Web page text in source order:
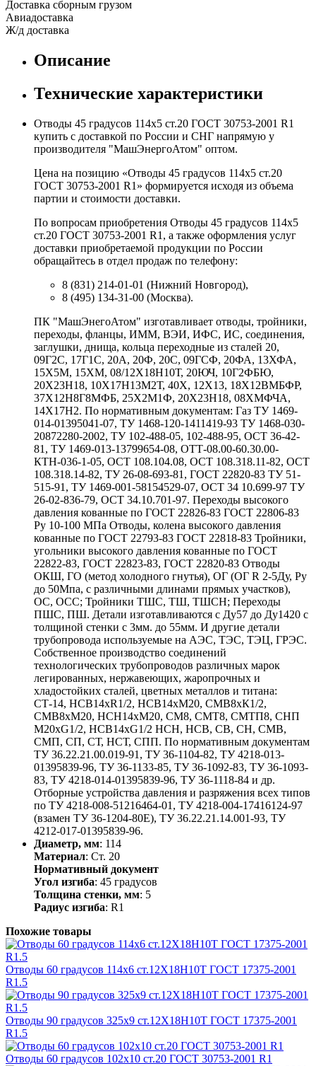
Доставка сборным грузом
Авиадоставка
Ж/д доставка
Описание
Технические характеристики
Отводы 45 градусов 114х5 ст.20 ГОСТ 30753-2001 R1
купить с доставкой по России и СНГ напрямую у
производителя "МашЭнергоАтом" оптом.
Цена на позицию «Отводы 45 градусов 114х5 ст.20
ГОСТ 30753-2001 R1» формируется исходя из объема
партии и стоимости доставки.
По вопросам приобретения Отводы 45 градусов 114х5
ст.20 ГОСТ 30753-2001 R1, а также оформления услуг
доставки приобретаемой продукции по России
обращайтесь в отдел продаж по телефону:
8 (831) 214-01-01 (Нижний Новгород),
8 (495) 134-31-00 (Москва).
ПК "МашЭнегоАтом" изготавливает отводы, тройники,
переходы, фланцы, ИММ, ВЭИ, ИФС, ИС, соединения,
заглушки, днища, кольца переходные из сталей 20,
09Г2С, 17Г1С, 20А, 20Ф, 20С, 09ГСФ, 20ФА, 13ХФА,
15Х5М, 15ХМ, 08/12Х18Н10Т, 20ЮЧ, 10Г2ФБЮ,
20Х23Н18, 10Х17Н13М2Т, 40Х, 12Х13, 18Х12ВМБФР,
37Х12Н8Г8МФБ, 25Х2М1Ф, 20Х23Н18, 08ХМФЧА,
14Х17Н2. По нормативным документам: Газ ТУ 1469-
014-01395041-07, ТУ 1468-120-1411419-93 ТУ 1468-030-
20872280-2002, ТУ 102-488-05, 102-488-95, ОСТ 36-42-
81, ТУ 1469-013-13799654-08, ОТТ-08.00-60.30.00-
КТН-036-1-05, ОСТ 108.104.08, ОСТ 108.318.11-82, ОСТ
108.318.14-82, ТУ 26-08-693-81, ГОСТ 22820-83 ТУ 51-
515-91, ТУ 1469-001-58154529-07, ОСТ 34 10.699-97 ТУ
26-02-836-79, ОСТ 34.10.701-97. Переходы высокого
давления кованные по ГОСТ 22826-83 ГОСТ 22806-83
Ру 10-100 МПа Отводы, колена высокого давления
кованные по ГОСТ 22793-83 ГОСТ 22818-83 Тройники,
угольники высокого давления кованные по ГОСТ
22822-83, ГОСТ 22823-83, ГОСТ 22820-83 Отводы
ОКШ, ГО (метод холодного гнутья), ОГ (ОГ R 2-5Ду, Ру
до 50Мпа, с различными длинами прямых участков),
ОС, ОСС; Тройники ТШС, ТШ, ТШСН; Переходы
ПШС, ПШ. Детали изготавливаются с Ду57 до Ду1420 с
толщиной стенки с 3мм. до 55мм. И другие детали
трубопровода используемые на АЭС, ТЭС, ТЭЦ, ГРЭС.
Собственное производство соединений
технологических трубопроводов различных марок
легированных, нержавеющих, жаропрочных и
хладостойких сталей, цветных металлов и титана:
СТ-14, НСВ14хR1/2, НСВ14хМ20, СМВ8хК1/2,
СМВ8хМ20, НСН14хМ20, СМ8, СМТ8, СМТП8, СНП
М20хG1/2, НСВ14хG1/2 НСН, НСВ, СВ, СН, СМВ,
СМП, СП, СТ, НСТ, СПП. По нормативным документам
ТУ 36.22.21.00.019-91, ТУ 36-1104-82, ТУ 4218-013-
01395839-96, ТУ 36-1133-85, ТУ 36-1092-83, ТУ 36-1093-
83, ТУ 4218-014-01395839-96, ТУ 36-1118-84 и др.
Отборные устройства давления и разряжения всех типов
по ТУ 4218-008-51216464-01, ТУ 4218-004-17416124-97
(взамен ТУ 36-1204-80Е), ТУ 36.22.21.14.001-93, ТУ
4212-017-01395839-96.
Диаметр, мм: 114
Материал: Ст. 20
Нормативный документ
Угол изгиба: 45 градусов
Толщина стенки, мм: 5
Радиус изгиба: R1
Похожие товары
Отводы 60 градусов 114х6 ст.12Х18Н10Т ГОСТ 17375-2001
R1.5
Отводы 90 градусов 325х9 ст.12Х18Н10Т ГОСТ 17375-2001
R1.5
Отводы 60 градусов 102х10 ст.20 ГОСТ 30753-2001 R1